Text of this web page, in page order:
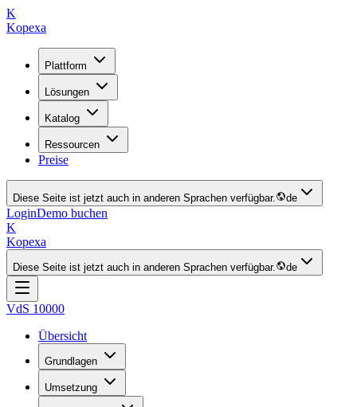
K
Kopexa
Plattform
Lösungen
Katalog
Ressourcen
Preise
Diese Seite ist jetzt auch in anderen Sprachen verfügbar. de
LoginDemo buchen
K
Kopexa
Diese Seite ist jetzt auch in anderen Sprachen verfügbar. de
VdS 10000
Übersicht
Grundlagen
Umsetzung